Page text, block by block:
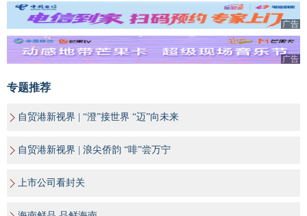
广告
广告
专题推荐
自贸港新视界 | “澄”接世界 “迈”向未来
自贸港新视界 | 浪尖侨韵 “啡”尝万宁
上市公司看封关